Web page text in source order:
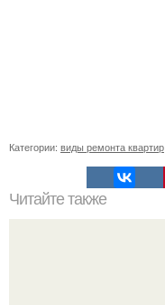
Категории: виды ремонта квартир
Читайте также